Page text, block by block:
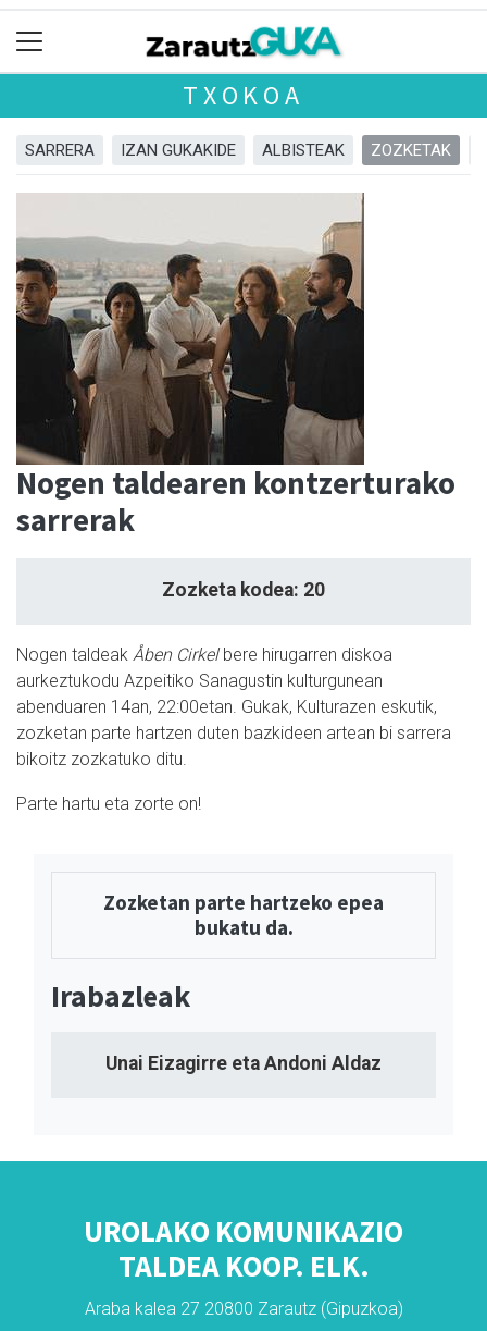
TXOKOA
SARRERA IZAN GUKAKIDE ALBISTEAK ZOZKETAK
Nogen taldearen kontzerturako
sarrerak
Zozketa kodea: 20
Nogen taldeak Åben Cirkelbere hirugarren diskoa
aurkeztukodu Azpeitiko Sanagustin kulturgunean
abenduaren 14an, 22:00etan. Gukak, Kulturazen eskutik,
zozketan parte hartzen duten bazkideen artean bi sarrera
bikoitz zozkatuko ditu.
Parte hartu eta zorte on!
Zozketan parte hartzeko epea
bukatu da.
Irabazleak
Unai Eizagirre eta Andoni Aldaz
UROLAKO KOMUNIKAZIO
TALDEA KOOP. ELK.
Araba kalea 27 20800 Zarautz (Gipuzkoa)